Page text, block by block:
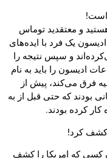
است!
و معتقدید توماس
یک فرد با ایده‌های
و سپس نتیجه را
ادیسون را باید به نام
فرق می‌کند، پیش از
بودند که حتی قبل از به
کار کرده بودند.
کشف کرد!
کسی که امریکا را کشف